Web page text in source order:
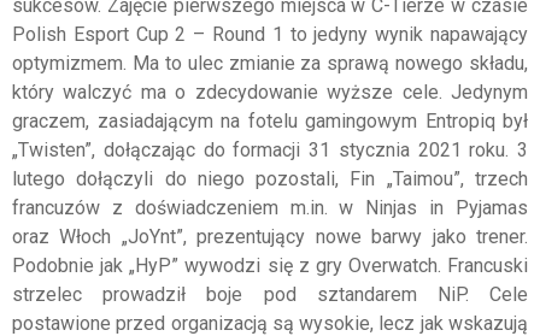
sukcesów. Zajęcie pierwszego miejsca w C-Tierze w czasie
Polish Esport Cup 2 – Round 1 to jedyny wynik napawający
optymizmem. Ma to ulec zmianie za sprawą nowego składu,
który walczyć ma o zdecydowanie wyższe cele. Jedynym
graczem, zasiadającym na fotelu gamingowym Entropiq był
„Twisten”, dołączając do formacji 31 stycznia 2021 roku. 3
lutego dołączyli do niego pozostali, Fin „Taimou”, trzech
francuzów z doświadczeniem m.in. w Ninjas in Pyjamas
oraz Włoch „JoYnt”, prezentujący nowe barwy jako trener.
Podobnie jak „HyP” wywodzi się z gry Overwatch. Francuski
strzelec prowadził boje pod sztandarem NiP. Cele
postawione przed organizacją są wysokie, lecz jak wskazują